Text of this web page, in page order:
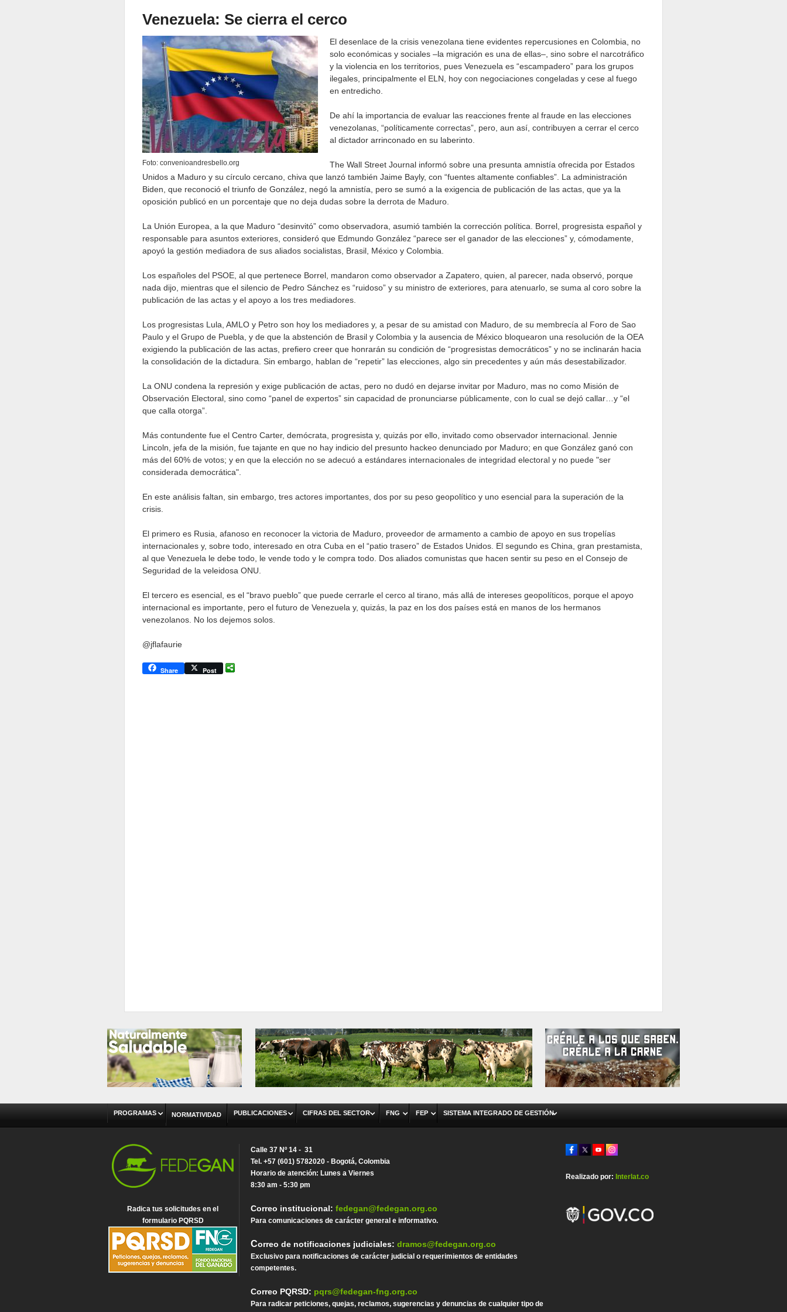
Venezuela: Se cierra el cerco
Foto: convenioandresbello.org
El desenlace de la crisis venezolana tiene evidentes repercusiones en Colombia, no
solo económicas y sociales –la migración es una de ellas–, sino sobre el narcotráfico
y la violencia en los territorios, pues Venezuela es “escampadero” para los grupos
ilegales, principalmente el ELN, hoy con negociaciones congeladas y cese al fuego
en entredicho.
De ahí la importancia de evaluar las reacciones frente al fraude en las elecciones
venezolanas, “políticamente correctas”, pero, aun así, contribuyen a cerrar el cerco
al dictador arrinconado en su laberinto.
The Wall Street Journal informó sobre una presunta amnistía ofrecida por Estados
Unidos a Maduro y su círculo cercano, chiva que lanzó también Jaime Bayly, con “fuentes altamente confiables”. La administración
Biden, que reconoció el triunfo de González, negó la amnistía, pero se sumó a la exigencia de publicación de las actas, que ya la
oposición publicó en un porcentaje que no deja dudas sobre la derrota de Maduro.
La Unión Europea, a la que Maduro “desinvitó” como observadora, asumió también la corrección política. Borrel, progresista español y
responsable para asuntos exteriores, consideró que Edmundo González “parece ser el ganador de las elecciones” y, cómodamente,
apoyó la gestión mediadora de sus aliados socialistas, Brasil, México y Colombia.
Los españoles del PSOE, al que pertenece Borrel, mandaron como observador a Zapatero, quien, al parecer, nada observó, porque
nada dijo, mientras que el silencio de Pedro Sánchez es “ruidoso” y su ministro de exteriores, para atenuarlo, se suma al coro sobre la
publicación de las actas y el apoyo a los tres mediadores.
Los progresistas Lula, AMLO y Petro son hoy los mediadores y, a pesar de su amistad con Maduro, de su membrecía al Foro de Sao
Paulo y el Grupo de Puebla, y de que la abstención de Brasil y Colombia y la ausencia de México bloquearon una resolución de la OEA
exigiendo la publicación de las actas, prefiero creer que honrarán su condición de “progresistas democráticos” y no se inclinarán hacia
la consolidación de la dictadura. Sin embargo, hablan de “repetir” las elecciones, algo sin precedentes y aún más desestabilizador.
La ONU condena la represión y exige publicación de actas, pero no dudó en dejarse invitar por Maduro, mas no como Misión de
Observación Electoral, sino como “panel de expertos” sin capacidad de pronunciarse públicamente, con lo cual se dejó callar…y “el
que calla otorga”.
Más contundente fue el Centro Carter, demócrata, progresista y, quizás por ello, invitado como observador internacional. Jennie
Lincoln, jefa de la misión, fue tajante en que no hay indicio del presunto hackeo denunciado por Maduro; en que González ganó con
más del 60% de votos; y en que la elección no se adecuó a estándares internacionales de integridad electoral y no puede "ser
considerada democrática".
En este análisis faltan, sin embargo, tres actores importantes, dos por su peso geopolítico y uno esencial para la superación de la
crisis.
El primero es Rusia, afanoso en reconocer la victoria de Maduro, proveedor de armamento a cambio de apoyo en sus tropelías
internacionales y, sobre todo, interesado en otra Cuba en el “patio trasero” de Estados Unidos. El segundo es China, gran prestamista,
al que Venezuela le debe todo, le vende todo y le compra todo. Dos aliados comunistas que hacen sentir su peso en el Consejo de
Seguridad de la veleidosa ONU.
El tercero es esencial, es el “bravo pueblo” que puede cerrarle el cerco al tirano, más allá de intereses geopolíticos, porque el apoyo
internacional es importante, pero el futuro de Venezuela y, quizás, la paz en los dos países está en manos de los hermanos
venezolanos. No los dejemos solos.
@jflafaurie
Share Post
PROGRAMAS NORMATIVIDAD PUBLICACIONES CIFRAS DEL SECTOR FNG FEP SISTEMA INTEGRADO DE GESTIÓN
Radica tus solicitudes en el
formulario PQRSD
Calle 37 Nº 14 - 31
Tel. +57 (601) 5782020 - Bogotá, Colombia
Horario de atención: Lunes a Viernes
8:30 am - 5:30 pm
Correo institucional:fedegan@fedegan.org.co
Para comunicaciones de carácter general e informativo.
Correo de notificaciones judiciales:dramos@fedegan.org.co
Exclusivo para notificaciones de carácter judicial o requerimientos de entidades
competentes.
Correo PQRSD: pqrs@fedegan-fng.org.co
Para radicar peticiones, quejas, reclamos, sugerencias y denuncias de cualquier tipo de
Realizado por:Interlat.co